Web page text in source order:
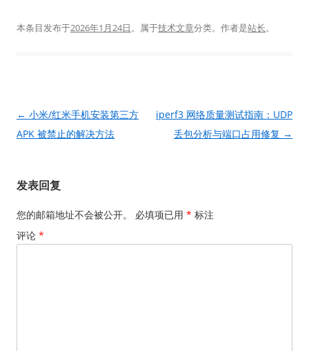
本条目发布于2026年1月24日。属于技术文章分类。 作者是站长。
文
章
← 小米/红米手机安装第三方
APK 被禁止的解决方法
iperf3 网络质量测试指南：UDP
丢包分析与端口占用修复 →
发表回复
您的邮箱地址不会被公开。 必填项已用 * 标注
评论 *